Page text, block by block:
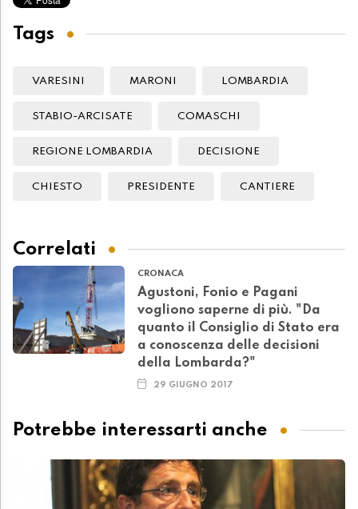
Tags
VARESINI MARONI LOMBARDIA
STABIO-ARCISATE COMASCHI
REGIONE LOMBARDIA DECISIONE
CHIESTO PRESIDENTE CANTIERE
Correlati
CRONACA
Agustoni, Fonio e Pagani
vogliono saperne di più. "Da
quanto il Consiglio di Stato era
a conoscenza delle decisioni
della Lombarda?"
29 GIUGNO 2017
Potrebbe interessarti anche